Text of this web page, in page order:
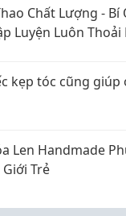
Chất Lượng - Bí
Luyện Luôn Thoải
kẹp tóc cũng
Len Handmade
Trẻ